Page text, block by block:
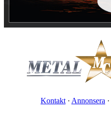
Kontakt · Annonsera ·